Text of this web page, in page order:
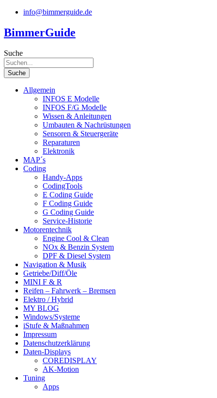
Zum
springen
info@bimmerguide.de
BimmerGuide
Suche
Suche
Allgemein
INFOS E Modelle
INFOS F/G Modelle
Wissen & Anleitungen
Umbauten & Nachrüstungen
Sensoren & Steuergeräte
Reparaturen
Elektronik
MAP´s
Coding
Handy-Apps
CodingTools
E Coding Guide
F Coding Guide
G Coding Guide
Service-Historie
Motorentechnik
Engine Cool & Clean
NOx & Benzin System
DPF & Diesel System
Navigation & Musik
Getriebe/Diff/Öle
MINI F & R
Reifen – Fahrwerk – Bremsen
Elektro / Hybrid
MY BLOG
Windows/Systeme
iStufe & Maßnahmen
Impressum
Datenschutzerklärung
Daten-Displays
COREDISPLAY
AK-Motion
Tuning
Apps